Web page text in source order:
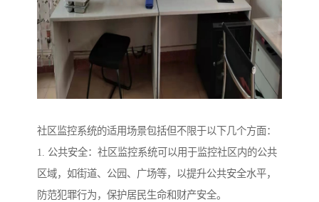
社区监控系统的适用场景包括但不限于以下几个方面：
1. 公共安全：社区监控系统可以用于监控社区内的公共
区域，如街道、公园、广场等，以提升公共安全水平，
防范犯罪行为，保护居民生命和财产安全。